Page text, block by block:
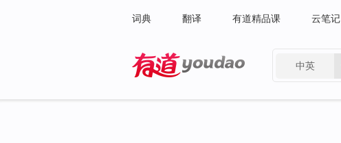
词典 翻译 有道精品课 云笔记
中英